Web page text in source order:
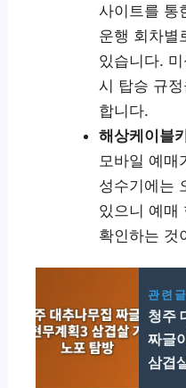
사이트를 통
운행 회차별
있습니다.
시 탑승 규
합니다.
해상케이블
모바일 예매
성수기에는
있으니 예매
확인하는 것
관련글
청주
짜글
삼겹